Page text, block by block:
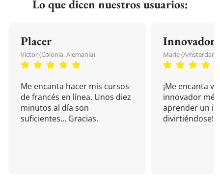
Lo que dicen nuestros usuarios:
Placer
Victor (Colonia, Alemania)
Me encanta hacer mis cursos
de francés en línea. Unos diez
minutos al día son
suficientes... Gracias.
Innovador
Marie (Amsterdam,
¡Me encanta
innovador
aprender un
divirtiéndose!